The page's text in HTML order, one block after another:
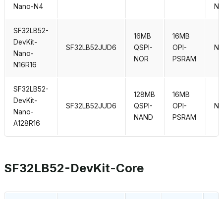
Nano-N4
SF32LB52-
DevKit-
Nano-
N16R16
SF32LB52JUD6
16MB
QSPI-
NOR
16MB
OPI-
PSRAM
SF32LB52-
DevKit-
Nano-
A128R16
SF32LB52JUD6
128MB
QSPI-
NAND
16MB
OPI-
PSRAM
SF32LB52-DevKit-Core